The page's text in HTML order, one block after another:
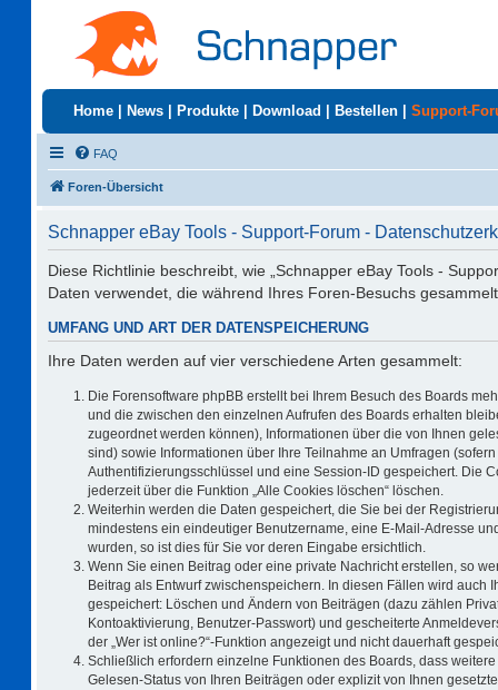
Home News Produkte Download Bestellen Support-
FAQ
Foren-Übersicht
Schnapper eBay Tools - Support-Forum -
Diese Richtlinie beschreibt, wie „Schnapper eBay Tools -
Daten verwendet, die während Ihres Foren-Besuchs
UMFANG UND ART DER DATENSPEICHERUNG
Ihre Daten werden auf vier verschiedene Arten gesammelt:
Die Forensoftware phpBB erstellt bei Ihrem Besuch des Boards
und die zwischen den einzelnen Aufrufen des Boards erhalten
zugeordnet werden können), Informationen über die von Ihnen
sind) sowie Informationen über Ihre Teilnahme an Umfragen
Authentifizierungsschlüssel und eine Session-ID gespeichert. Die
jederzeit über die Funktion „Alle Cookies löschen“ löschen.
Weiterhin werden die Daten gespeichert, die Sie bei der
mindestens ein eindeutiger Benutzername, eine E-Mail-Adresse
wurden, so ist dies für Sie vor deren Eingabe ersichtlich.
Wenn Sie einen Beitrag oder eine private Nachricht erstellen, so
Beitrag als Entwurf zwischenspeichern. In diesen Fällen wird
gespeichert: Löschen und Ändern von Beiträgen (dazu zählen
Kontoaktivierung, Benutzer-Passwort) und gescheiterte
der „Wer ist online?“-Funktion angezeigt und nicht dauerhaft
Schließlich erfordern einzelne Funktionen des Boards, dass
Gelesen-Status von Ihren Beiträgen oder explizit von Ihnen